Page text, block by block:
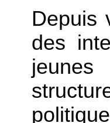
Depuis
des